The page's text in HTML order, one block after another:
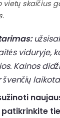
vietų skaičius
viduryje,
Kainos